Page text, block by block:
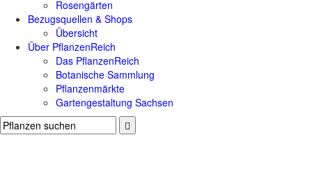
Rosengärten
Bezugsquellen & Shops
Übersicht
Über PflanzenReich
Das PflanzenReich
Botanische Sammlung
Pflanzenmärkte
Gartengestaltung Sachsen